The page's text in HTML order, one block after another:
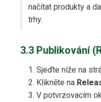
načítat produkty a
trhy.
3.3 Publikování
Sjeďte níže na
Klikněte na
V potvrzovacím